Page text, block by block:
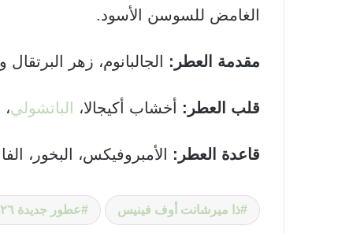
الغامض للسوسن الأسود.
مقدمة العطر: الجالبانوم، زهر
قلب العطر: أخشاب أكيجالا، الباتشولي
قاعدة العطر: الأمبروفيكس، البخور،
ذا ميرشانت أوف فينيس عطور جديدة ٢٠٢٦